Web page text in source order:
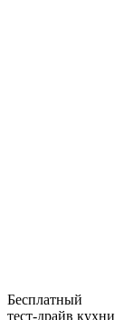
Бесплатный
тест-драйв кухни